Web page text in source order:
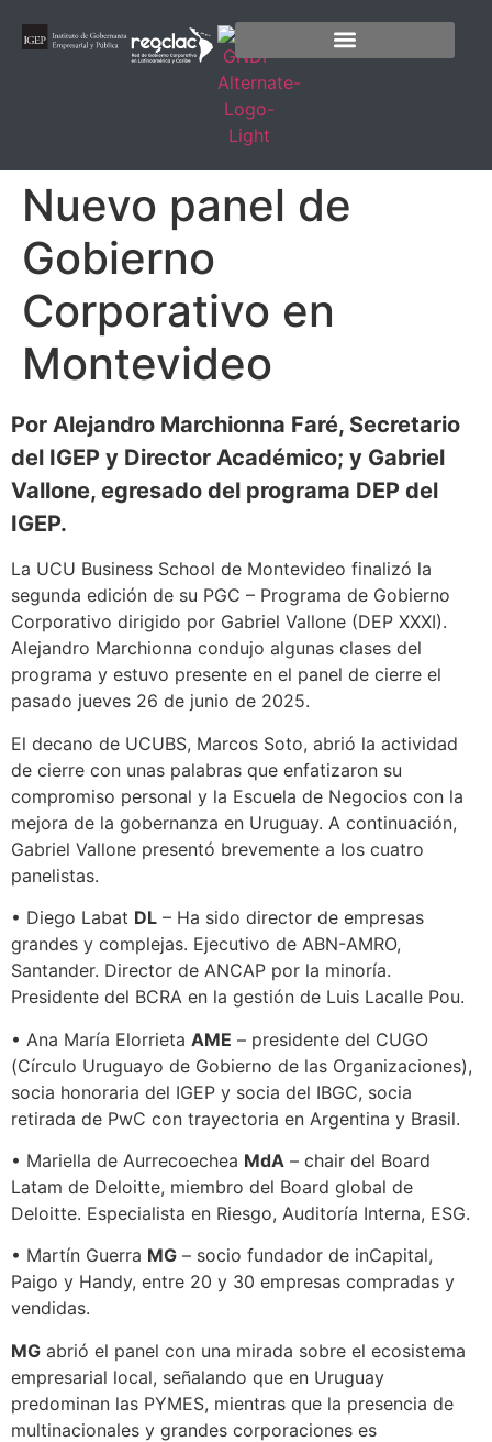
Nuevo panel de
Gobierno
Corporativo en
Montevideo
Por Alejandro Marchionna Faré, Secretario
del IGEP y Director Académico; y Gabriel
Vallone, egresado del programa DEP del
IGEP.
La UCU Business School de Montevideo finalizó la
segunda edición de su PGC – Programa de Gobierno
Corporativo dirigido por Gabriel Vallone (DEP XXXI).
Alejandro Marchionna condujo algunas clases del
programa y estuvo presente en el panel de cierre el
pasado jueves 26 de junio de 2025.
El decano de UCUBS, Marcos Soto, abrió la actividad
de cierre con unas palabras que enfatizaron su
compromiso personal y la Escuela de Negocios con la
mejora de la gobernanza en Uruguay. A continuación,
Gabriel Vallone presentó brevemente a los cuatro
panelistas.
• Diego Labat DL – Ha sido director de empresas
grandes y complejas. Ejecutivo de ABN-AMRO,
Santander. Director de ANCAP por la minoría.
Presidente del BCRA en la gestión de Luis Lacalle Pou.
• Ana María Elorrieta AME – presidente del CUGO
(Círculo Uruguayo de Gobierno de las Organizaciones),
socia honoraria del IGEP y socia del IBGC, socia
retirada de PwC con trayectoria en Argentina y Brasil.
• Mariella de Aurrecoechea MdA – chair del Board
Latam de Deloitte, miembro del Board global de
Deloitte. Especialista en Riesgo, Auditoría Interna, ESG.
• Martín Guerra MG – socio fundador de inCapital,
Paigo y Handy, entre 20 y 30 empresas compradas y
vendidas.
MG abrió el panel con una mirada sobre el ecosistema
empresarial local, señalando que en Uruguay
predominan las PYMES, mientras que la presencia de
multinacionales y grandes corporaciones es